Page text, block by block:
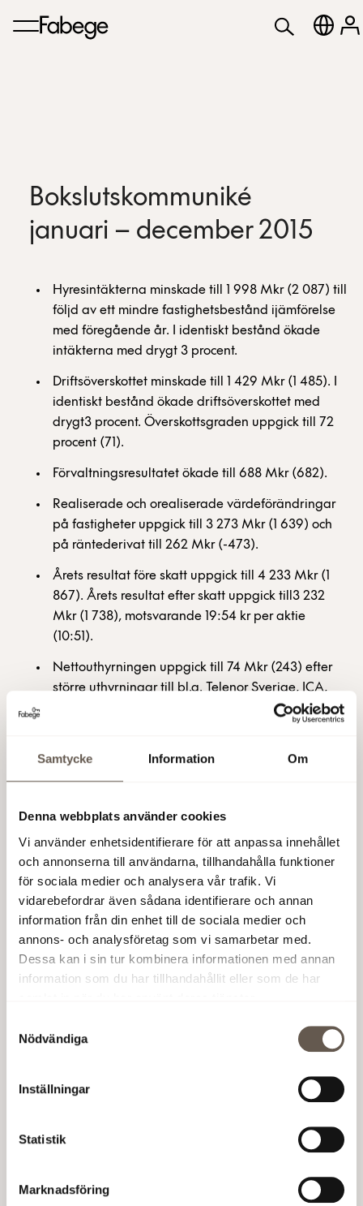
Samtycke Information Om
Denna webbplats använder cookies
Vi använder enhetsidentifierare för att anpassa innehållet
och annonserna till användarna, tillhandahålla funktioner
för sociala medier och analysera vår trafik. Vi
vidarebefordrar även sådana identifierare och annan
information från din enhet till de sociala medier och
annons- och analysföretag som vi samarbetar med.
Dessa kan i sin tur kombinera informationen med annan
information som du har tillhandahållit eller som de har
Nödvändiga
Inställningar
Statistik
Marknadsföring
Bokslutskommuniké
januari – december 2015
Hyresintäkterna minskade till 1 998 Mkr (2 087) till
följd av ett mindre fastighetsbestånd ijämförelse
med föregående år. I identiskt bestånd ökade
intäkterna med drygt 3 procent.
Driftsöverskottet minskade till 1 429 Mkr (1 485). I
identiskt bestånd ökade driftsöverskottet med
drygt3 procent. Överskottsgraden uppgick till 72
procent (71).
Förvaltningsresultatet ökade till 688 Mkr (682).
Realiserade och orealiserade värdeförändringar
på fastigheter uppgick till 3 273 Mkr (1 639) och
på räntederivat till 262 Mkr (-473).
Årets resultat före skatt uppgick till 4 233 Mkr (1
867). Årets resultat efter skatt uppgick till3 232
Mkr (1 738), motsvarande 19:54 kr per aktie
(10:51).
Nettouthyrningen uppgick till 74 Mkr (243) efter
större uthyrningar till bl.a. Telenor Sverige, ICA,
procent.
belåningsgraden uppgick till 52 procent (60).
Styrelsen föreslår en utdelning om 3:50 kr per
Fabege levererar rekordresultat
”Fabege har haft kapacitet och drivkraft att ta vara på
de goda marknadsförutsättningarna. Vi har successivt
arbetat med effektiviseringar i förvaltningen och med
våra värdeskapande projekt. Genom detta har vi
resultatet.”- säger Christian Hermelin, VD Fabege.